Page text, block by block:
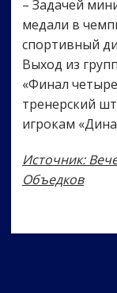
– Задачей
медали в
спортивный
Выход из
«Финал
тренерский
игрокам
Источник:
Объедков